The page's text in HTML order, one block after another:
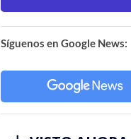
Síguenos en Google News: